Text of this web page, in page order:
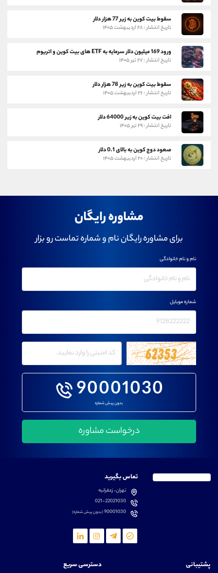
سقوط بیت کوین به زیر 77 هزار دلار
تاریخ انتشار : ۲۸ اردیبهشت ۱۴۰۵
ورود 169 میلیون دلار سرمایه به ETF های بیت کوین و اتریوم
تاریخ انتشار : ۲۷ تیر ۱۴۰۵
سقوط بیت کوین به زیر 78 هزار دلار
تاریخ انتشار : ۲۶ اردیبهشت ۱۴۰۵
افت بیت کوین به زیر 64000 دلار
تاریخ انتشار : ۲۹ تیر ۱۴۰۵
صعود دوج کوین به بالای 0.1 دلار
تاریخ انتشار : ۲۰ اردیبهشت ۱۴۰۵
مشاوره رایگان
برای مشاوره رایگان نام و شماره تماست رو بزار
90001030
بدون پیش شماره
نام و نام خانوادگی
شماره موبایل
تماس بگیرید
تهران، زعفرانیه
021-22021030
90001030(بدون پیش شماره)
پشتیبانی دسترسی سریع